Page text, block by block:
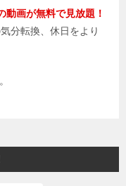
動画が無料で見放題！
分転換、休日をより